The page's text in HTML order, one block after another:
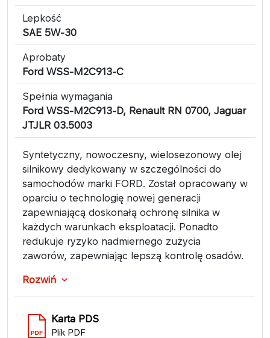
Lepkość
SAE 5W-30
Aprobaty
Ford WSS-M2C913-C
Spełnia wymagania
Ford WSS-M2C913-D, Renault RN 0700, Jaguar
JTJLR 03.5003
Syntetyczny, nowoczesny, wielosezonowy olej
silnikowy dedykowany w szczególności do
samochodów marki FORD. Został opracowany w
oparciu o technologię nowej generacji
zapewniającą doskonałą ochronę silnika w
każdych warunkach eksploatacji. Ponadto
redukuje ryzyko nadmiernego zużycia
zaworów, zapewniając lepszą kontrolę osadów.
Rozwiń
Karta PDS
Plik PDF